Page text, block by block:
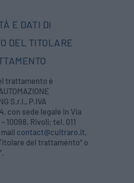
E DATI DI
DEL TITOLARE
trattamento è
S.r.l., P.IVA
con sede legale in Via
10098, Rivoli; tel. 011
contact@cultraro.it,
del trattamento” o